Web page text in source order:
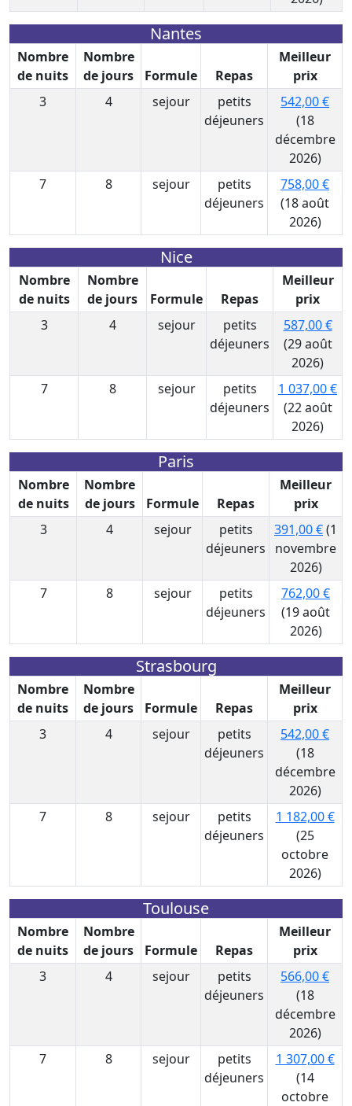
Nantes
Nombre
de nuits
Nombre
de jours
Formule Repas
Meilleur
prix
3
4 sejour
petits
déjeuners
542,00 €
(18
décembre
2026)
7
8 sejour
petits
déjeuners
758,00 €
(18 août
2026)
Nice
Nombre
de nuits
Nombre
de jours
Formule Repas
Meilleur
prix
3
4 sejour
petits
déjeuners
587,00 €
(29 août
2026)
7
8 sejour
petits
déjeuners
1 037,00 €
(22 août
2026)
Paris
Nombre
de nuits
Nombre
de jours
Formule Repas
Meilleur
prix
3
4 sejour
petits
déjeuners
391,00 €(1
novembre
2026)
7
8 sejour
petits
déjeuners
762,00 €
(19 août
2026)
Strasbourg
Nombre
de nuits
Nombre
de jours
Formule Repas
Meilleur
prix
3
4 sejour
petits
déjeuners
542,00 €
(18
décembre
2026)
7
8 sejour
petits
déjeuners
1 182,00 €
(25
octobre
2026)
Toulouse
Nombre
de nuits
Nombre
de jours
Formule Repas
Meilleur
prix
3
4 sejour
petits
déjeuners
566,00 €
(18
décembre
2026)
7
8 sejour
petits
déjeuners
1 307,00 €
(14
octobre